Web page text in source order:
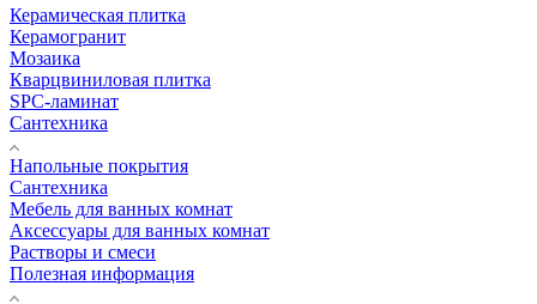
Керамическая плитка
Керамогранит
Мозаика
Кварцвиниловая плитка
SPC-ламинат
Сантехника
Напольные покрытия
Сантехника
Мебель для ванных комнат
Аксессуары для ванных комнат
Растворы и смеси
Полезная информация